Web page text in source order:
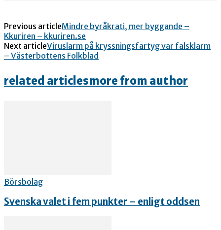
Previous articleMindre byråkrati, mer byggande –
Kkuriren – kkuriren.se
Next articleViruslarm på kryssningsfartyg var falsklarm
– Västerbottens Folkblad
related articlesmore from author
Börsbolag
Svenska valet i fem punkter – enligt oddsen